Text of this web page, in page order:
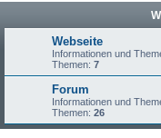
Webseite
Informationen und
Themen: 7
Forum
Informationen und
Themen: 26